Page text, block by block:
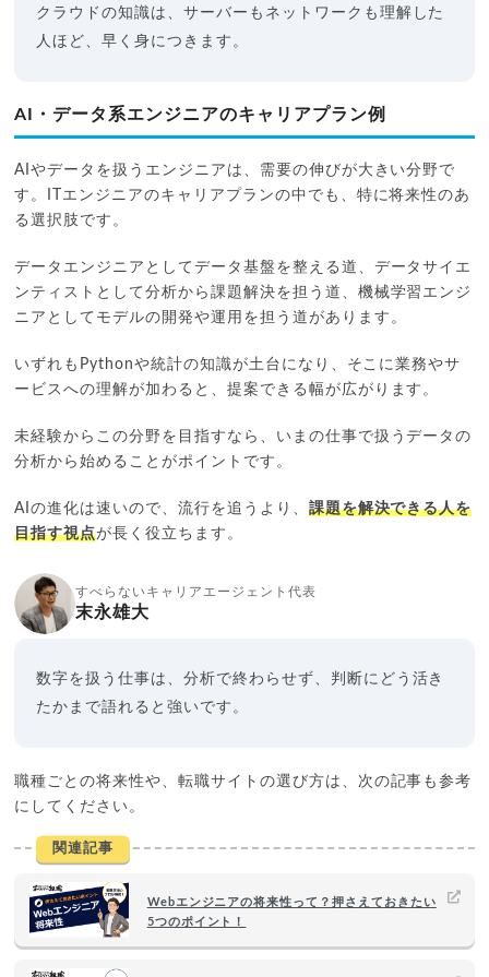
クラウドの知識は、サーバーもネットワークも理解した
人ほど、早く身につきます。
AI・データ系エンジニアのキャリアプラン例
AIやデータを扱うエンジニアは、需要の伸びが大きい分野で
す。ITエンジニアのキャリアプランの中でも、特に将来性のあ
る選択肢です。
データエンジニアとしてデータ基盤を整える道、データサイエ
ンティストとして分析から課題解決を担う道、機械学習エンジ
ニアとしてモデルの開発や運用を担う道があります。
いずれもPythonや統計の知識が土台になり、そこに業務やサ
ービスへの理解が加わると、提案できる幅が広がります。
未経験からこの分野を目指すなら、いまの仕事で扱うデータの
分析から始めることがポイントです。
AIの進化は速いので、流行を追うより、 課題を解決できる人を
目指す視点が長く役立ちます。
すべらないキャリアエージェント代表
末永雄大
数字を扱う仕事は、分析で終わらせず、判断にどう活き
たかまで語れると強いです。
職種ごとの将来性や、転職サイトの選び方は、次の記事も参考
にしてください。
関連記事
Webエンジニアの将来性って？押さえておきたい
5つのポイント！